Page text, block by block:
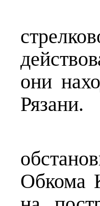
они
Рязани.
С
Обкома